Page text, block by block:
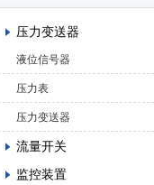
压力变送器
液位信号器
压力表
压力变送器
流量开关
监控装置